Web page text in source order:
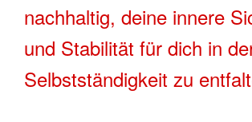
nachhaltig, deine innere
und Stabilität für dich in
Selbstständigkeit zu